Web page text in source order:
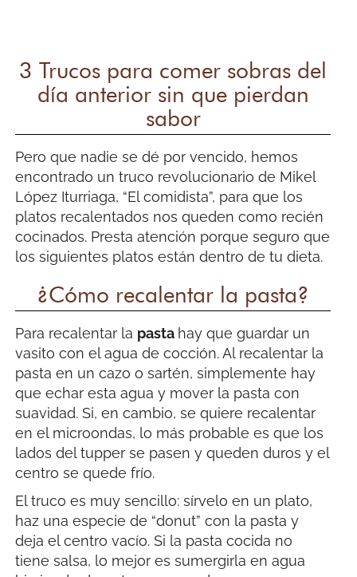
3 Trucos para comer sobras del
día anterior sin que pierdan
sabor
Pero que nadie se dé por vencido, hemos
encontrado un truco revolucionario de Mikel
López Iturriaga, “El comidista”, para que los
platos recalentados nos queden como recién
cocinados. Presta atención porque seguro que
los siguientes platos están dentro de tu dieta.
¿Cómo recalentar la pasta?
Para recalentar la pasta hay que guardar un
vasito con el agua de cocción. Al recalentar la
pasta en un cazo o sartén, simplemente hay
que echar esta agua y mover la pasta con
suavidad. Si, en cambio, se quiere recalentar
en el microondas, lo más probable es que los
lados del tupper se pasen y queden duros y el
centro se quede frío.
El truco es muy sencillo: sírvelo en un plato,
haz una especie de “donut” con la pasta y
deja el centro vacío. Si la pasta cocida no
tiene salsa, lo mejor es sumergirla en agua